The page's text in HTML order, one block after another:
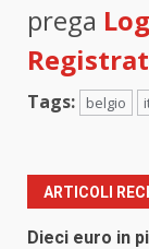
prega
Tags: belgio
ARTICOLI
Dieci euro in